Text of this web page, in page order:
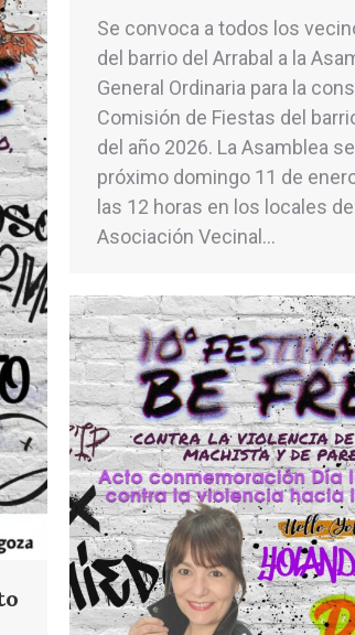
Se convoca a todos los
del barrio del Arrabal a la
General Ordinaria para la
Comisión de Fiestas del
del año 2026. La Asamblea
próximo domingo 11 de
las 12 horas en los locales
Asociación Vecinal…